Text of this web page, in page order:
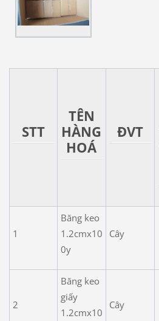
STT
TÊN
HÀNG
HOÁ
ĐVT
1
Băng keo
1.2cmx10
0y
Cây
2
Băng keo
giấy
1.2cmx10
Cây